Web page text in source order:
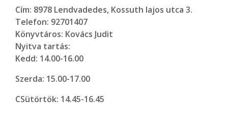
Cím: 8978 Lendvadedes, Kossuth lajos utca 3.
Telefon: 92701407
Könyvtáros: Kovács Judit
Nyitva tartás:
Kedd: 14.00-16.00
Szerda: 15.00-17.00
CSütörtök: 14.45-16.45